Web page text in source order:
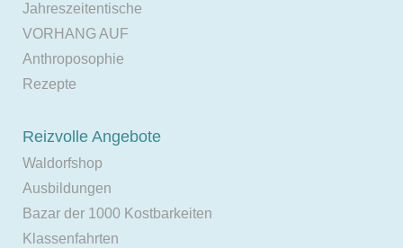
Jahreszeitentische
VORHANG AUF
Anthroposophie
Rezepte
Reizvolle Angebote
Waldorfshop
Ausbildungen
Bazar der 1000 Kostbarkeiten
Klassenfahrten